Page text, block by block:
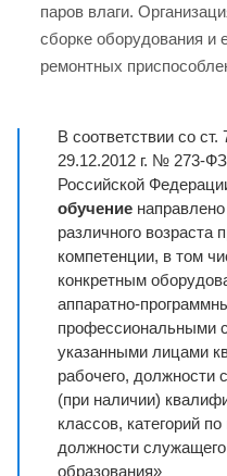
паров влаги.
сборке оборудования и
ремонтных
В соответствии со
29.12.2012 г. № 273-
Российской
обучение
различного возраста
компетенции, в том
конкретным
аппаратно-
профессиональными
указанными лицами
рабочего, должности
(при наличии)
классов, категорий
должности
образования»